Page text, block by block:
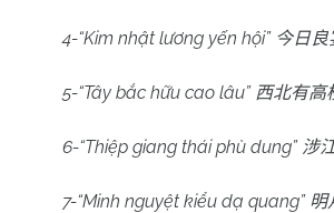
4-“Kim nhật lương yến hội” 今日良
5-“Tây bắc hữu cao lâu” 西北有高
6-“Thiệp giang thái phù dung” 涉
7-“Minh nguyệt kiểu dạ quang” 明